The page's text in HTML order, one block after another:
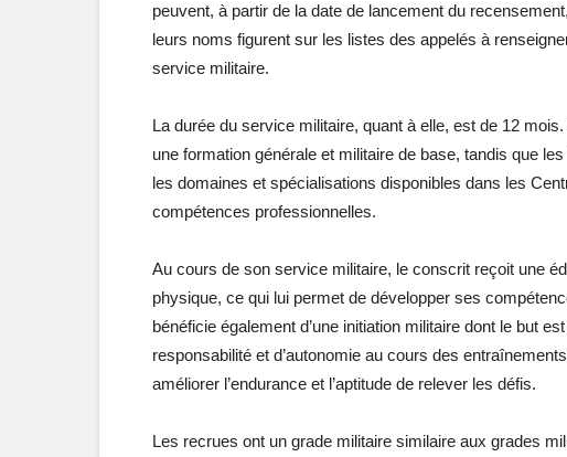
peuvent, à partir de la date de lancement du
leurs noms figurent sur les listes des appelés à
service militaire.
La durée du service militaire, quant à elle, est de 12
une formation générale et militaire de base, tandis que
les domaines et spécialisations disponibles dans les
compétences professionnelles.
Au cours de son service militaire, le conscrit reçoit une
physique, ce qui lui permet de développer ses
bénéficie également d’une initiation militaire dont le but
responsabilité et d’autonomie au cours des
améliorer l’endurance et l’aptitude de relever les défis.
Les recrues ont un grade militaire similaire aux grades